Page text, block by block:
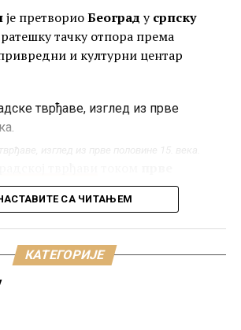
код Призрена.
II Милутинје дао град
Светог Николе призренском
остаци бранич куле и бедема
тих бедема могуће је наслутити
још
две куле
је претвориоБеоград усрпску
тачку отпора према
и културни центар
преуредиостари византијски
на његовом месту
осам кула и помоћни
СА ЧИТАЊЕМ
КАТЕГОРИЈЕ